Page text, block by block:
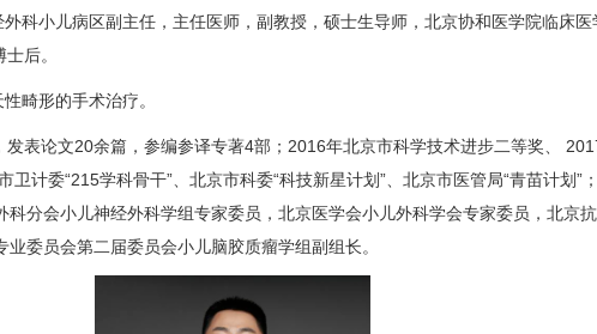
外科小儿病区副主任，主任医师，副教授，硕士生导师，北京协和医学院临床医
士后。
畸形的手术治疗。
表论文20余篇，参编参译专著4部；2016年北京市科学技术进步二等奖、
卫计委“215学科骨干”、北京市科委“科技新星计划”、北京市医管局“青苗计划”
科分会小儿神经外科学组专家委员，北京医学会小儿外科学会专家委员，北京
委员会第二届委员会小儿脑胶质瘤学组副组长。